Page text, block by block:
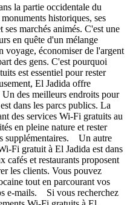
la partie occidentale du
historiques, ses
ses marchés animés. C'est une
en quête d'un mélange
économiser de l'argent
des gens. C'est pourquoi
est essentiel pour rester
El Jadida offre
des meilleurs endroits pour
dans les parcs publics. La
des services Wi-Fi gratuits au
en pleine nature et rester
supplémentaires. Un autre
Fi gratuit à El Jadida est dans
cafés et restaurants proposent
les clients. Vous pouvez
tout en parcourant vos
e-mails. Si vous recherchez